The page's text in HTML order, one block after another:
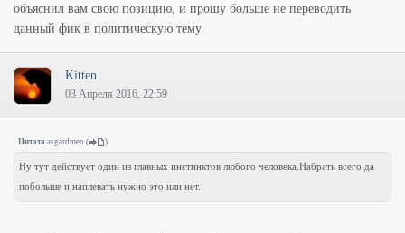
объяснил вам свою позицию, и прошу больше не переводить
данный фик в политическую тему.
Kitten
03 Апреля 2016, 22:59
Цитата asgardmen ( )
Ну тут действует один из главных инстинктов любого человека.Набрать всего да
побольше и наплевать нужно это или нет.